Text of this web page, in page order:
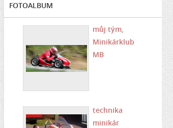
FOTOALBUM
můj tým,
Minikárklub
MB
technika
minikár